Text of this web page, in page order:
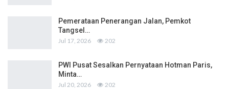
Pemerataan Penerangan Jalan, Pemkot
Tangsel…
Jul 17, 2026 202
PWI Pusat Sesalkan Pernyataan Hotman Paris,
Minta…
Jul 20, 2026 202